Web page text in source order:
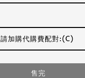
請加購代購費配對:(C)
售完